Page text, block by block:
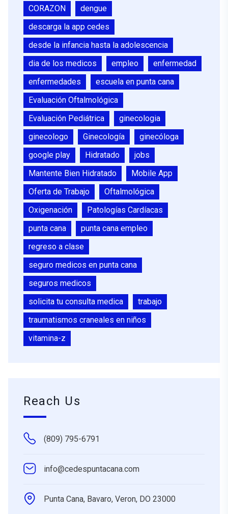
CORAZON
dengue
descarga la app cedes
desde la infancia hasta la adolescencia
dia de los medicos
empleo
enfermedad
enfermedades
escuela en punta cana
Evaluación Oftalmológica
Evaluación Pediátrica
ginecologia
ginecologo
Ginecología
ginecóloga
google play
Hidratado
jobs
Mantente Bien Hidratado
Mobile App
Oferta de Trabajo
Oftalmológica
Oxigenación
Patologías Cardíacas
punta cana
punta cana empleo
regreso a clase
seguro medicos en punta cana
seguros medicos
solicita tu consulta medica
trabajo
traumatismos craneales en niños
vitamina-z
Reach Us
(809) 795-6791
info@cedespuntacana.com
Punta Cana, Bavaro, Veron, DO 23000